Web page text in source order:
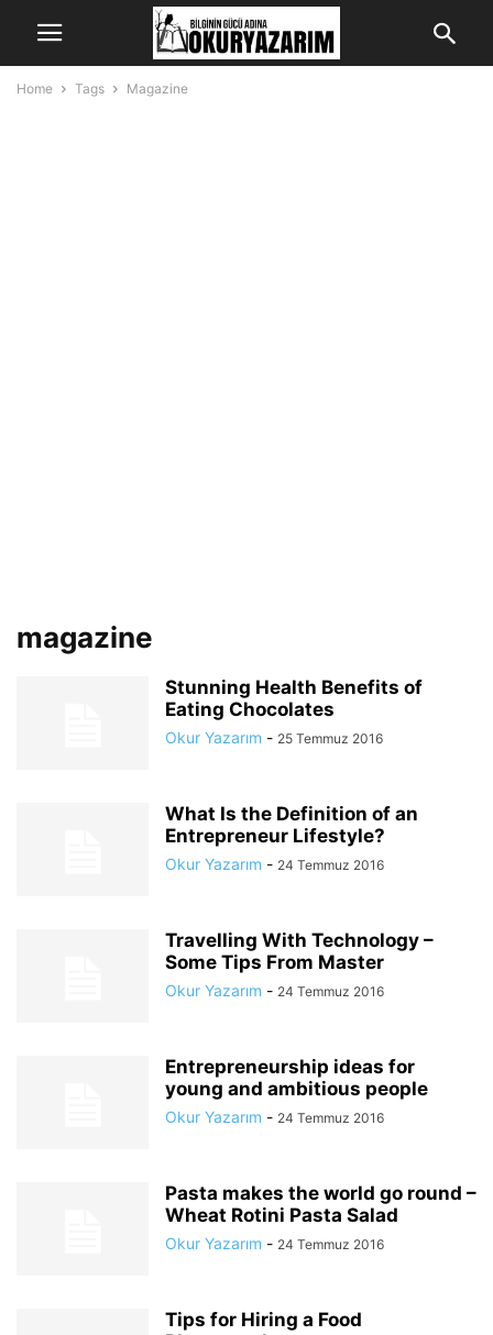
Home Tags Magazine
magazine
Stunning Health Benefits of
Eating Chocolates
Okur Yazarım - 25 Temmuz 2016
What Is the Definition of an
Entrepreneur Lifestyle?
Okur Yazarım - 24 Temmuz 2016
Travelling With Technology –
Some Tips From Master
Okur Yazarım - 24 Temmuz 2016
Entrepreneurship ideas for
young and ambitious people
Okur Yazarım - 24 Temmuz 2016
Pasta makes the world go round –
Wheat Rotini Pasta Salad
Okur Yazarım - 24 Temmuz 2016
Tips for Hiring a Food